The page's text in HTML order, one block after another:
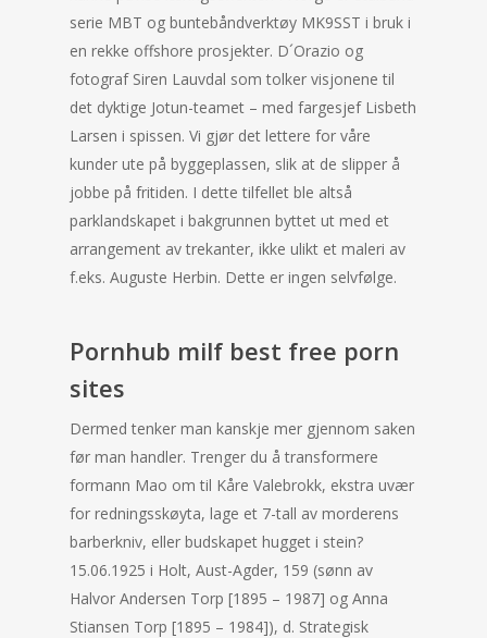
serie MBT og buntebåndverktøy MK9SST i bruk i
en rekke offshore prosjekter. D´Orazio og
fotograf Siren Lauvdal som tolker visjonene til
det dyktige Jotun-teamet – med fargesjef Lisbeth
Larsen i spissen. Vi gjør det lettere for våre
kunder ute på byggeplassen, slik at de slipper å
jobbe på fritiden. I dette tilfellet ble altså
parklandskapet i bakgrunnen byttet ut med et
arrangement av trekanter, ikke ulikt et maleri av
f.eks. Auguste Herbin. Dette er ingen selvfølge.
Pornhub milf best free porn
sites
Dermed tenker man kanskje mer gjennom saken
før man handler. Trenger du å transformere
formann Mao om til Kåre Valebrokk, ekstra uvær
for redningsskøyta, lage et 7-tall av morderens
barberkniv, eller budskapet hugget i stein?
15.06.1925 i Holt, Aust-Agder, 159 (sønn av
Halvor Andersen Torp [1895 – 1987] og Anna
Stiansen Torp [1895 – 1984]), d. Strategisk